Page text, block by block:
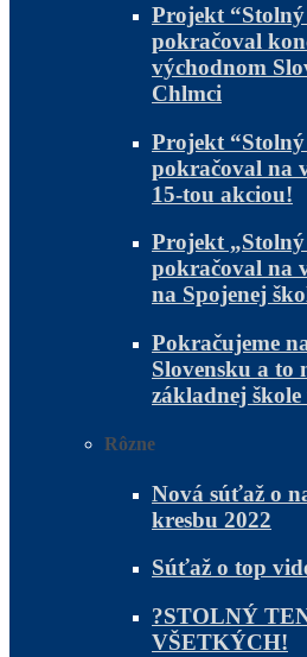
Projekt
pokračoval
východnom
Chlmci
Projekt
pokračoval na
15-tou akciou!
Projekt
pokračoval na
na Spojenej
Pokračujeme
Slovensku a to
základnej
Rôzne
Nová súťaž o
kresbu 2022
Súťaž o top
?STOLNÝ
VŠETKÝCH!